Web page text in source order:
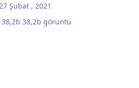
Şubat , 2021
38,2b görüntü